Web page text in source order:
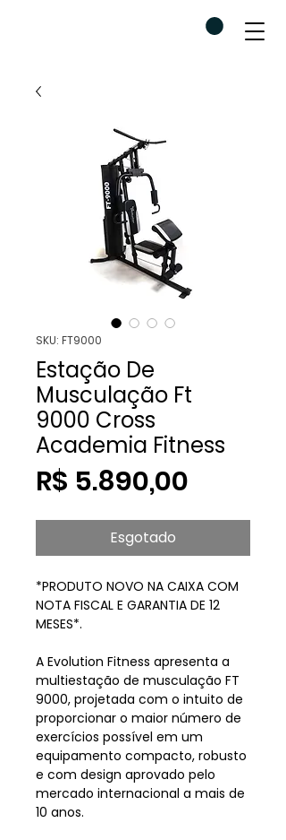
SKU: FT9000
Estação De
Musculação Ft
9000 Cross
Academia Fitness
R$ 5.890,00
Esgotado
*PRODUTO NOVO NA CAIXA COM
NOTA FISCAL E GARANTIA DE 12
MESES*.
A Evolution Fitness apresenta a
multiestação de musculação FT
9000, projetada com o intuito de
proporcionar o maior número de
exercícios possível em um
equipamento compacto, robusto
e com design aprovado pelo
mercado internacional a mais de
10 anos.